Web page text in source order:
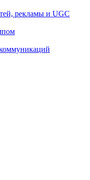
рекламы и UGC